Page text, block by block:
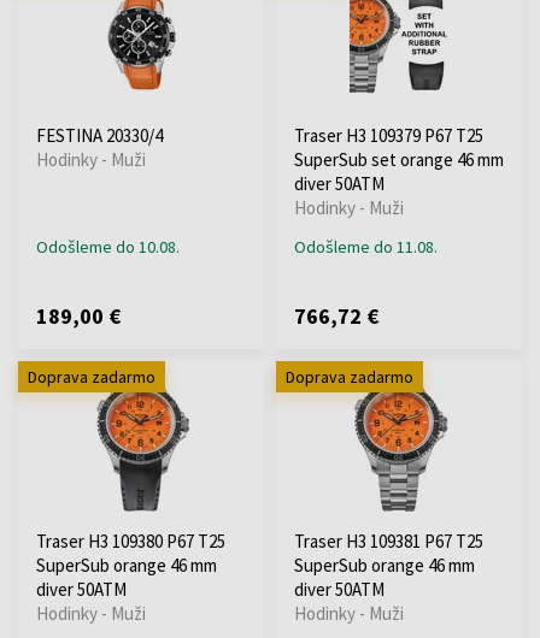
FESTINA 20330/4
Hodinky - Muži
Odošleme do 10.08.
189,00 €
Traser H3 109379 P67 T25
SuperSub set orange 46 mm
diver 50ATM
Hodinky - Muži
Odošleme do 11.08.
766,72 €
Doprava zadarmo
Traser H3 109380 P67 T25
SuperSub orange 46 mm
diver 50ATM
Hodinky - Muži
Doprava zadarmo
Traser H3 109381 P67 T25
SuperSub orange 46 mm
diver 50ATM
Hodinky - Muži